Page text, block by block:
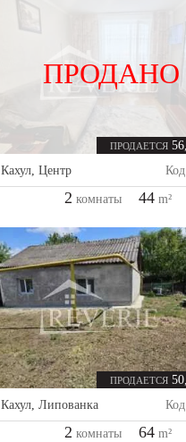
ПРОДАНО
ПРОДАЕТСЯ
Кахул,Центр
2 комнаты 44m²
ПРОДАЕТСЯ
Кахул,Липованка
2 комнаты 64m²